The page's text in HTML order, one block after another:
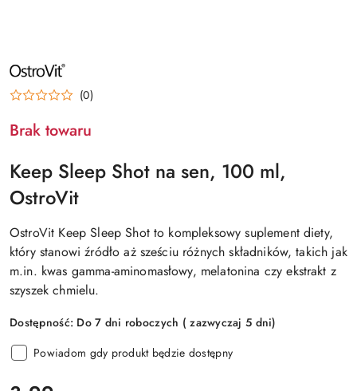
NAZWA
PRODUCENTA:
OSTROVIT (0)
Brak towaru
Keep Sleep Shot na sen, 100 ml,
OstroVit
OstroVit Keep Sleep Shot to kompleksowy suplement diety,
który stanowi źródło aż sześciu różnych składników, takich jak
m.in. kwas gamma-aminomasłowy, melatonina czy ekstrakt z
szyszek chmielu.
Dostępność: Do 7 dni roboczych ( zazwyczaj 5 dni)
Powiadom gdy produkt będzie dostępny